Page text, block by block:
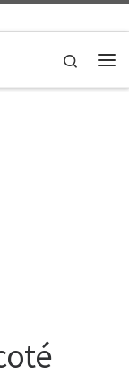
Search